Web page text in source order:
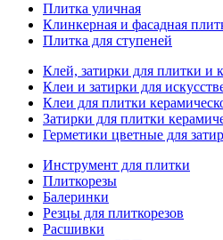
Плитка уличная
Клинкерная и фасадная
Плитка для ступеней
Клей, затирки для плитки и
Клеи и затирки для
Клеи для плитки
Затирки для плитки
Герметики цветные для
Инструмент для плитки
Плиткорезы
Балеринки
Резцы для плиткорезов
Расшивки